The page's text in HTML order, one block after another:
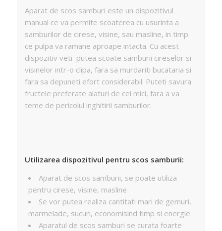
Aparat de scos samburi este un dispozitivul
manual ce va permite scoaterea cu usurinta a
samburilor de cirese, visine, sau masline, in timp
ce pulpa va ramane aproape intacta. Cu acest
dispozitiv veti putea scoate samburii cireselor si
visinelor intr-o clipa, fara sa murdariti bucataria si
fara sa depuneti efort considerabil. Puteti savura
fructele preferate alaturi de cei mici, fara a va
teme de pericolul inghitirii samburilor.
Utilizarea dispozitivul pentru scos samburii:
Aparat de scos samburii, se poate utiliza
pentru cirese, visine, masline
Se vor putea realiza cantitati mari de gemuri,
marmelade, sucuri, economisind timp si energie
Aparatul de scos samburi se curata foarte